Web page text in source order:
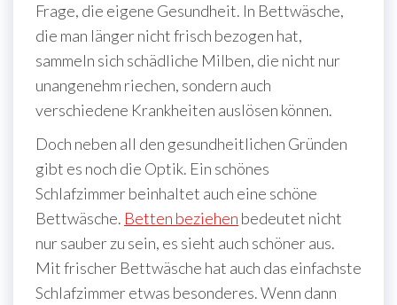
Frage, die eigene Gesundheit. In Bettwäsche,
die man länger nicht frisch bezogen hat,
sammeln sich schädliche Milben, die nicht nur
unangenehm riechen, sondern auch
verschiedene Krankheiten auslösen können.
Doch neben all den gesundheitlichen Gründen
gibt es noch die Optik. Ein schönes
Schlafzimmer beinhaltet auch eine schöne
Bettwäsche. Betten beziehen bedeutet nicht
nur sauber zu sein, es sieht auch schöner aus.
Mit frischer Bettwäsche hat auch das einfachste
Schlafzimmer etwas besonderes. Wenn dann